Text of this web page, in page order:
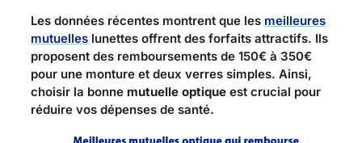
Les données récentes montrent que les meilleures
mutuelles lunettes offrent des forfaits attractifs. Ils
proposent des remboursements de 150€ à 350€
pour une monture et deux verres simples. Ainsi,
choisir la bonne mutuelle optique est crucial pour
réduire vos dépenses de santé.